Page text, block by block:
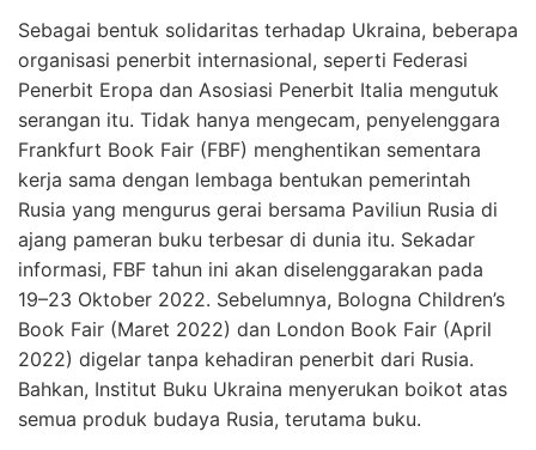
Sebagai bentuk solidaritas terhadap Ukraina, beberapa
organisasi penerbit internasional, seperti Federasi
Penerbit Eropa dan Asosiasi Penerbit Italia mengutuk
serangan itu. Tidak hanya mengecam, penyelenggara
Frankfurt Book Fair (FBF) menghentikan sementara
kerja sama dengan lembaga bentukan pemerintah
Rusia yang mengurus gerai bersama Paviliun Rusia di
ajang pameran buku terbesar di dunia itu. Sekadar
informasi, FBF tahun ini akan diselenggarakan pada
19–23 Oktober 2022. Sebelumnya, Bologna Children’s
Book Fair (Maret 2022) dan London Book Fair (April
2022) digelar tanpa kehadiran penerbit dari Rusia.
Bahkan, Institut Buku Ukraina menyerukan boikot atas
semua produk budaya Rusia, terutama buku.